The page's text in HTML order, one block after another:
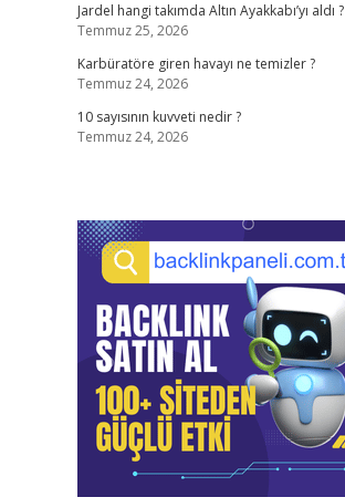
Jardel hangi takımda Altın Ayakkabı’yı aldı ?
Temmuz 25, 2026
Karbüratöre giren havayı ne temizler ?
Temmuz 24, 2026
10 sayısının kuvveti nedir ?
Temmuz 24, 2026